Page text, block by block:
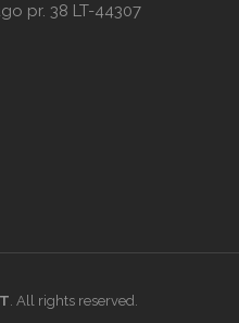
pr. 38 LT-44307
. All rights reserved.